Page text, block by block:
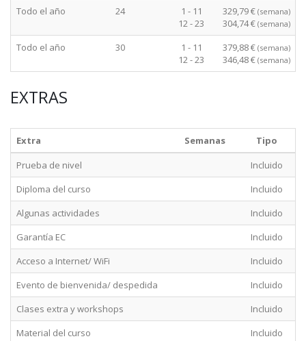
Todo el año 24
1 - 11
12 - 23
329,79 € (semana)
304,74 € (semana)
Todo el año 30
1 - 11
12 - 23
379,88 € (semana)
346,48 € (semana)
EXTRAS
Extra Semanas
Tipo
Prueba de nivel
Incluido
Diploma del curso
Incluido
Algunas actividades
Incluido
Garantía EC
Incluido
Acceso a Internet/ WiFi
Incluido
Evento de bienvenida/ despedida
Incluido
Clases extra y workshops
Incluido
Material del curso
Incluido